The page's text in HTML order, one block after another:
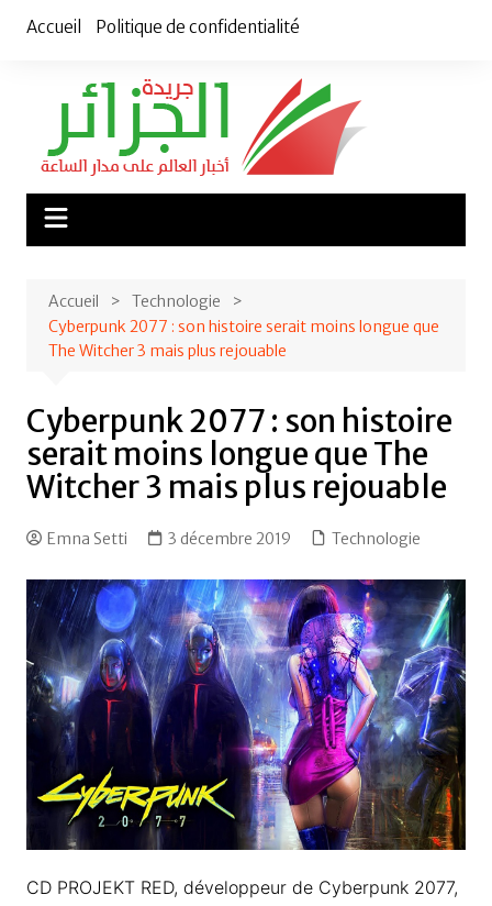
Accueil Politique de confidentialité
Accueil
Technologie
Cyberpunk 2077 : son histoire serait moins longue que
The Witcher 3 mais plus rejouable
Cyberpunk 2077 : son histoire
serait moins longue que The
Witcher 3 mais plus rejouable
Emna Setti 3 décembre 2019 Technologie
CD PROJEKT RED, développeur de Cyberpunk 2077,